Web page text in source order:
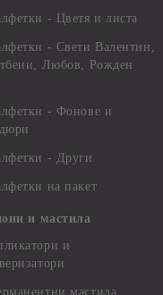
- Цветя и листа
- Свети Валентин,
Любов, Рожден
- Фонове и
- Други
на пакет
и мастила
и
мастила